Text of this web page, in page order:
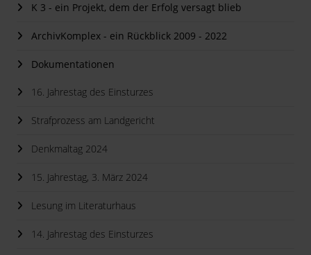
K 3 - ein Projekt, dem der Erfolg versagt blieb
ArchivKomplex - ein Rückblick 2009 - 2022
Dokumentationen
16. Jahrestag des Einsturzes
Strafprozess am Landgericht
Denkmaltag 2024
15. Jahrestag, 3. März 2024
Lesung im Literaturhaus
14. Jahrestag des Einsturzes